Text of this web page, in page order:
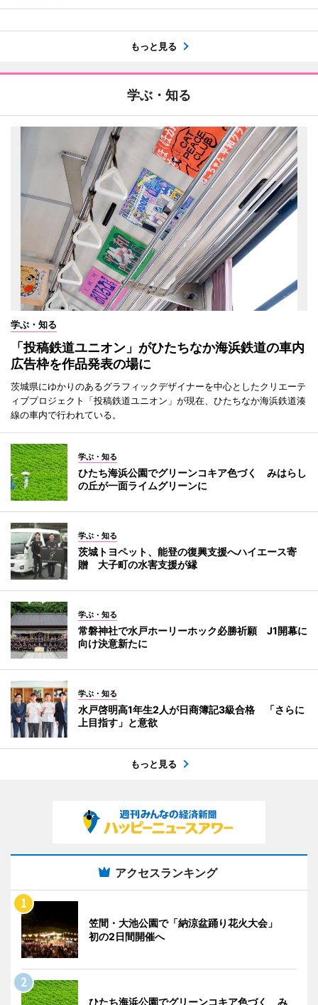
もっと見る
学ぶ・知る
学ぶ・知る
「投稿鉄道ユニオン」がひたちなか海浜鉄道の車内
広告枠を作品発表の場に
茨城県にゆかりのあるグラフィックデザイナーを中心としたクリエーテ
ィブプロジェクト「投稿鉄道ユニオン」が現在、ひたちなか海浜鉄道湊
線の車内で行われている。
学ぶ・知る
ひたち海浜公園でグリーンコキア色づく みはらし
の丘が一面ライムグリーンに
学ぶ・知る
茨城トヨペット、能登の復興支援へハイエース寄
贈 大子町の水害支援が縁
学ぶ・知る
常磐神社で水戸ホーリーホック必勝祈願 J1開幕に
向け決意新たに
学ぶ・知る
水戸啓明高1年生2人が日商簿記3級合格 「さらに
上目指す」と意欲
もっと見る
アクセスランキング
笠間・大池公園で「納涼盆踊り花火大会」
初の2日間開催へ
ひたち海浜公園でグリーンコキア色づく み